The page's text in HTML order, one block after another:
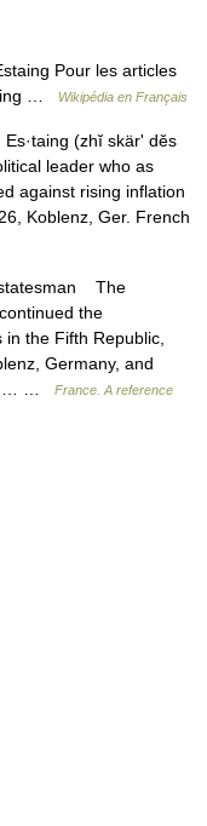
Pour les articles
…
Wikipédia en Français
(zhĭ skärʹ dĕs
leader who as
against rising inflation
Koblenz, Ger. French
The
the
the Fifth Republic,
Germany, and
…
France. A reference